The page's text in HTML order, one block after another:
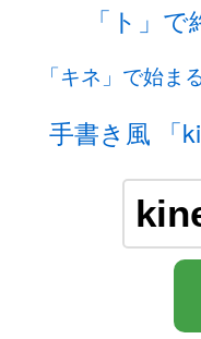
「ト」
「キネ」で始ま
手書き風 「